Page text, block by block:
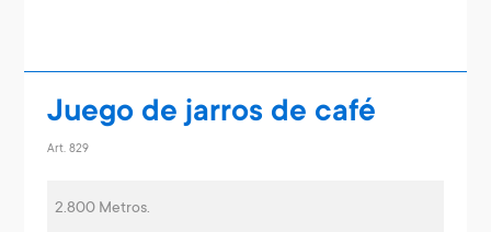
Juego de jarros de café
Art. 829
2.800 Metros.